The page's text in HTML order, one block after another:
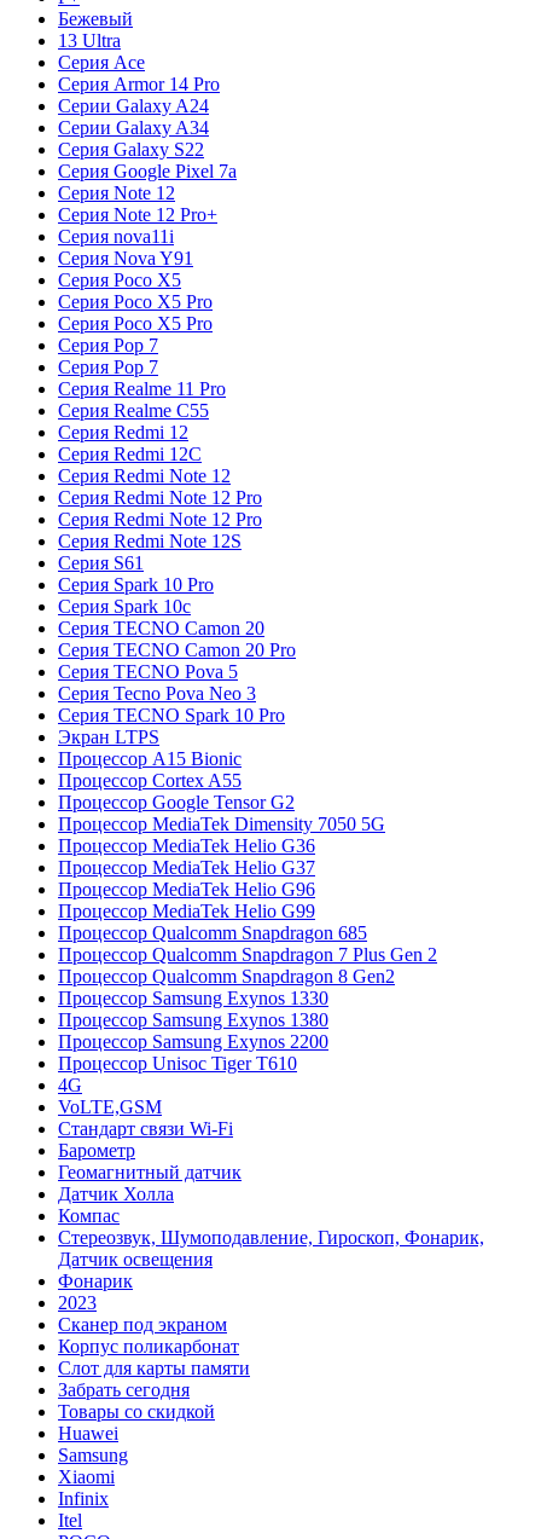
Бежевый
13 Ultra
Серия Ace
Серия Armor 14 Pro
Серии Galaxy A24
Серии Galaxy A34
Серия Galaxy S22
Серия Google Pixel 7a
Серия Note 12
Серия Note 12 Pro+
Серия nova11i
Серия Nova Y91
Серия Poco X5
Серия Poco X5 Pro
Серия Poco X5 Pro
Серия Pop 7
Серия Pop 7
Серия Realme 11 Pro
Серия Realme C55
Серия Redmi 12
Серия Redmi 12C
Серия Redmi Note 12
Серия Redmi Note 12 Pro
Серия Redmi Note 12 Pro
Серия Redmi Note 12S
Серия S61
Серия Spark 10 Pro
Серия Spark 10c
Серия TECNO Camon 20
Серия TECNO Camon 20 Pro
Серия TECNO Pova 5
Серия Tecno Pova Neo 3
Серия TECNO Spark 10 Pro
Экран LTPS
Процессор A15 Bionic
Процессор Cortex A55
Процессор Google Tensor G2
Процессор MediaTek Dimensity 7050 5G
Процессор MediaTek Helio G36
Процессор MediaTek Helio G37
Процессор MediaTek Helio G96
Процессор MediaTek Helio G99
Процессор Qualcomm Snapdragon 685
Процессор Qualcomm Snapdragon 7 Plus Gen 2
Процессор Qualcomm Snapdragon 8 Gen2
Процессор Samsung Exynos 1330
Процессор Samsung Exynos 1380
Процессор Samsung Exynos 2200
Процессор Unisoc Tiger T610
4G
VoLTE,GSM
Cтандарт связи Wi-Fi
Барометр
Геомагнитный датчик
Датчик Холла
Компас
Стереозвук, Шумоподавление, Гироскоп, Фонарик,
Датчик освещения
Фонарик
2023
Сканер под экраном
Корпус поликарбонат
Слот для карты памяти
Забрать сегодня
Товары со скидкой
Huawei
Samsung
Xiaomi
Infinix
Itel